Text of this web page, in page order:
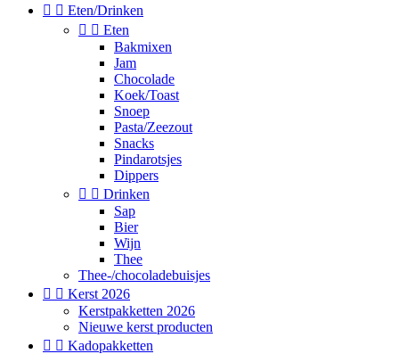
  Eten/Drinken
  Eten
Bakmixen
Jam
Chocolade
Koek/Toast
Snoep
Pasta/Zeezout
Snacks
Pindarotsjes
Dippers
  Drinken
Sap
Bier
Wijn
Thee
Thee-/chocoladebuisjes
  Kerst 2026
Kerstpakketten 2026
Nieuwe kerst producten
  Kadopakketten